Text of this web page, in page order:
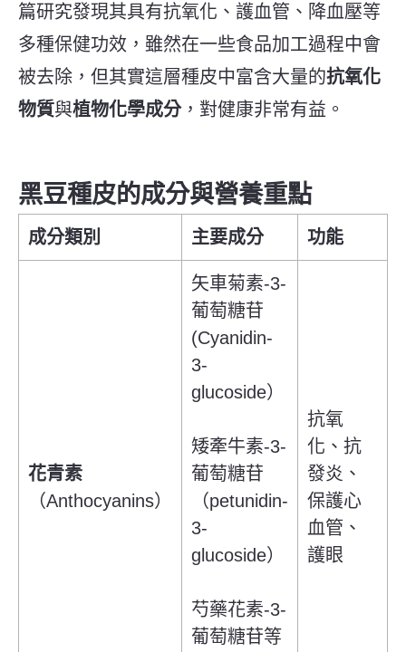
篇研究發現其具有抗氧化、護血管、降血壓等
多種保健功效， 雖然在一些食品加工過程中會
被去除，但其實這層種皮中富含大量的抗氧化
物質與植物化學成分，對健康非常有益。
黑豆種皮的成分與營養重點
成分類別 主要成分 功能
花青素
（Anthocyanins）
矢車菊素-3-
葡萄糖苷
(Cyanidin-
3-
glucoside）
矮牽牛素-3-
葡萄糖苷
（petunidin-
3-
glucoside）
芍藥花素-3-
葡萄糖苷等
抗氧
化、抗
發炎、
保護心
血管、
護眼